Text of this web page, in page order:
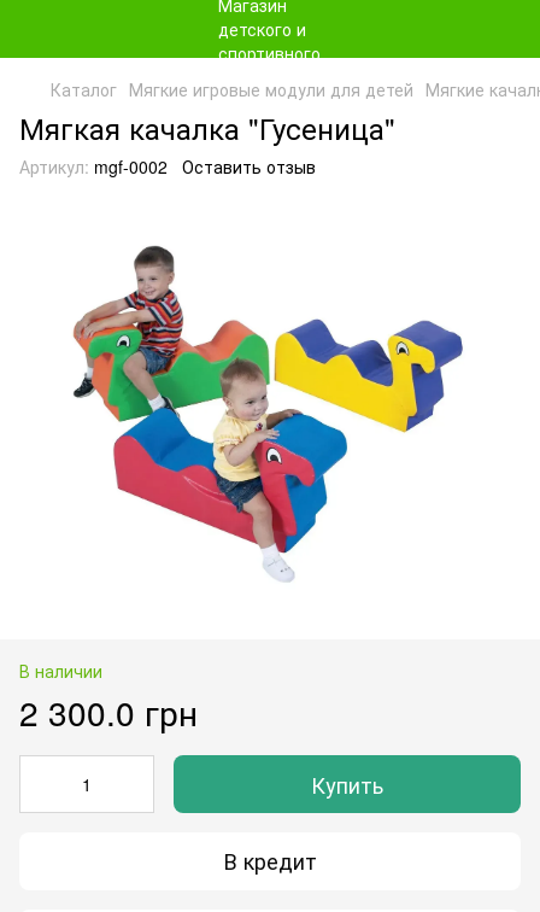
Каталог Мягкие игровые модули для детей Мягкие
Мягкая качалка "Гусеница"
Артикул: mgf-0002 Оставить отзыв
В наличии
2 300.0 грн
Купить
В кредит